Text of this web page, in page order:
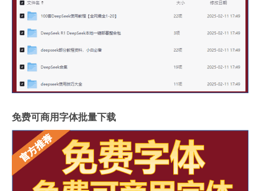
免费可商用字体批量下载